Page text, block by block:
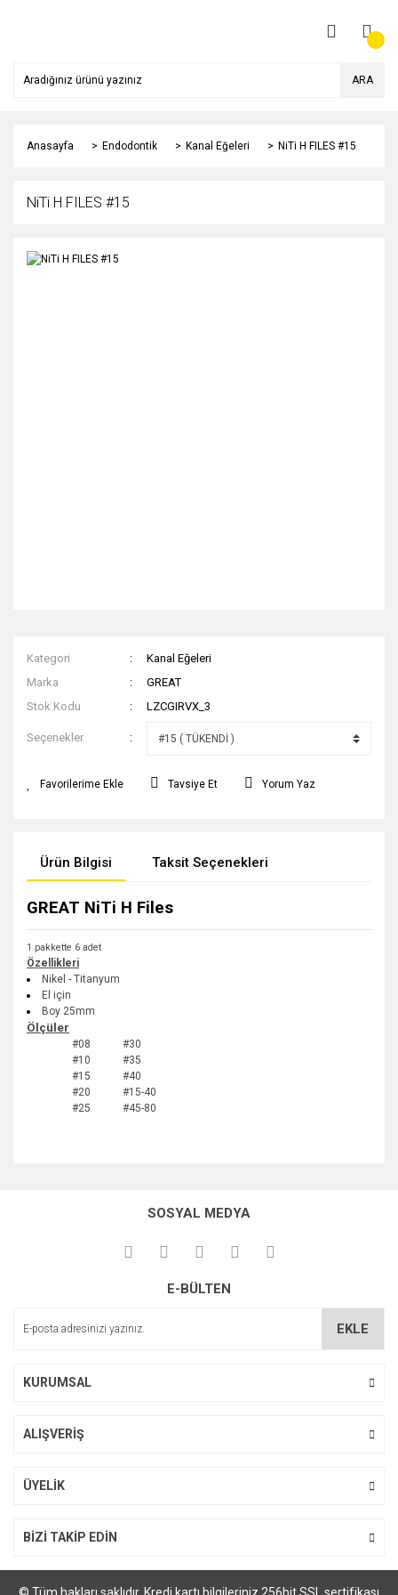
ARA
Anasayfa Endodontik Kanal Eğeleri NiTi H FILES #15
NiTi H FILES #15
Kategori
Kanal Eğeleri
Marka
GREAT
Stok Kodu
LZCGIRVX_3
Seçenekler
Tavsiye Et Yorum Yaz
Ürün Bilgisi Taksit Seçenekleri
GREAT NiTi H Files
1 pakkette 6 adet
Özellikleri
Nikel - Titanyum
El için
Boy 25mm
Ölçüler
#08 #30
#10 #35
#15 #40
#20 #15-40
#25 #45-80
SOSYAL MEDYA
E-BÜLTEN
EKLE
KURUMSAL
ALIŞVERİŞ
ÜYELİK
BİZİ TAKİP EDİN